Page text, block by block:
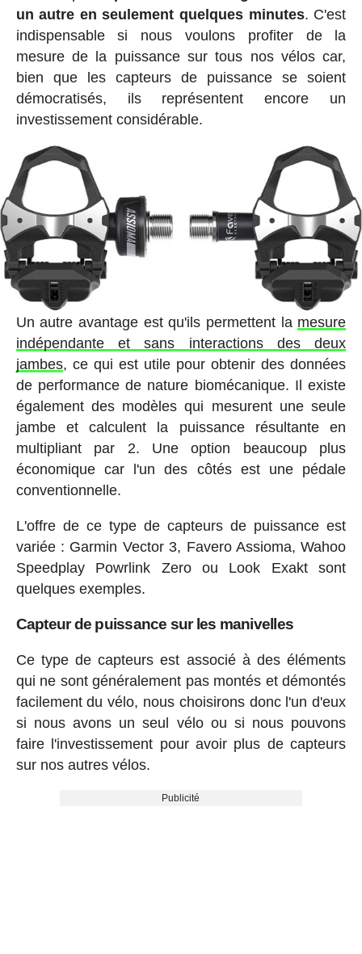
un autre en seulement quelques minutes. C'est
indispensable si nous voulons profiter de la
mesure de la puissance sur tous nos vélos car,
bien que les capteurs de puissance se soient
démocratisés, ils représentent encore un
investissement considérable.
Un autre avantage est qu'ils permettent la mesure
indépendante et sans interactions des deux
jambes, ce qui est utile pour obtenir des données
de performance de nature biomécanique. Il existe
également des modèles qui mesurent une seule
jambe et calculent la puissance résultante en
multipliant par 2. Une option beaucoup plus
économique car l'un des côtés est une pédale
conventionnelle.
L'offre de ce type de capteurs de puissance est
variée : Garmin Vector 3, Favero Assioma, Wahoo
Speedplay Powrlink Zero ou Look Exakt sont
quelques exemples.
Capteur de puissance sur les manivelles
Ce type de capteurs est associé à des éléments
qui ne sont généralement pas montés et démontés
facilement du vélo, nous choisirons donc l'un d'eux
si nous avons un seul vélo ou si nous pouvons
faire l'investissement pour avoir plus de capteurs
sur nos autres vélos.
Publicité